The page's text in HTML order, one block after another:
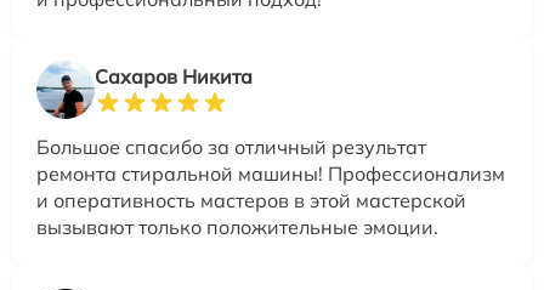
Сахаров Никита
Большое спасибо за отличный результат
ремонта стиральной машины! Профессионализм
и оперативность мастеров в этой мастерской
вызывают только положительные эмоции.